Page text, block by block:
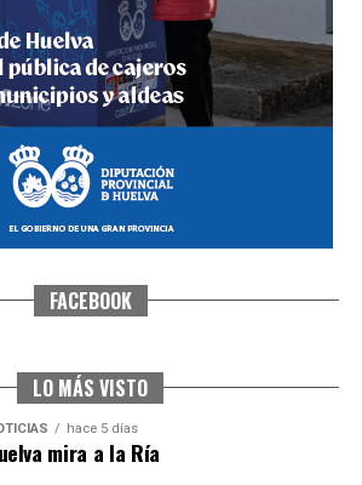
COLOMBINAS 2026
DE LAS FIESTAS COLOMBINAS
FACEBOOK
LO MÁS VISTO
hace 5 días
mira a la Ría